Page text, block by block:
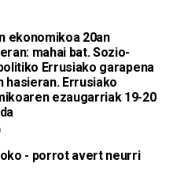
ekonomikoa 20an
mahai bat. Sozio-
Errusiako garapena
hasieran. Errusiako
ezaugarriak 19-20
- porrot avert neurri